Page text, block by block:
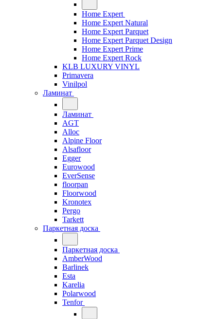
Home Expert
Home Expert Natural
Home Expert Parquet
Home Expert Parquet Design
Home Expert Prime
Home Expert Rock
KLB LUXURY VINYL
Primavera
Vinilpol
Ламинат
Ламинат
AGT
Alloc
Alpine Floor
Alsafloor
Egger
Eurowood
EverSense
floorpan
Floorwood
Kronotex
Pergo
Tarkett
Паркетная доска
Паркетная доска
AmberWood
Barlinek
Esta
Karelia
Polarwood
Tenfor